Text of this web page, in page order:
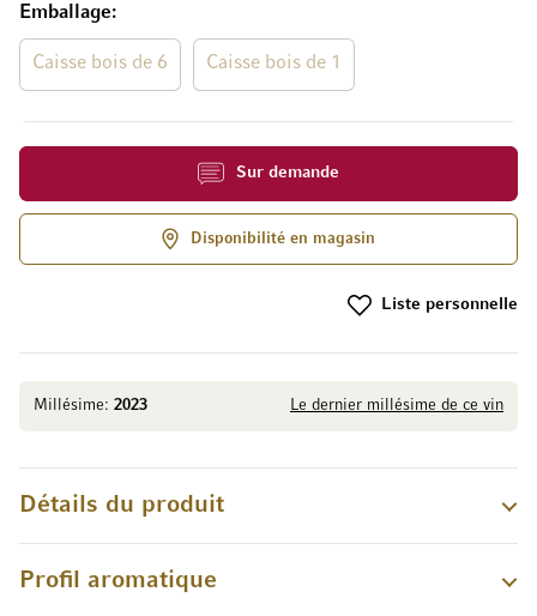
Millésime: 2023 Le dernier millésime de ce vin
Emballage
Caisse bois de 6 Caisse bois de 1
Sur demande
Disponibilité en magasin
Liste personnelle
Détails du produit
Profil aromatique